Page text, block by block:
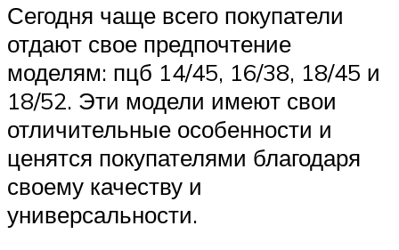
Сегодня чаще всего покупатели
отдают свое предпочтение
моделям: пцб 14/45, 16/38, 18/45 и
18/52. Эти модели имеют свои
отличительные особенности и
ценятся покупателями благодаря
своему качеству и
универсальности.